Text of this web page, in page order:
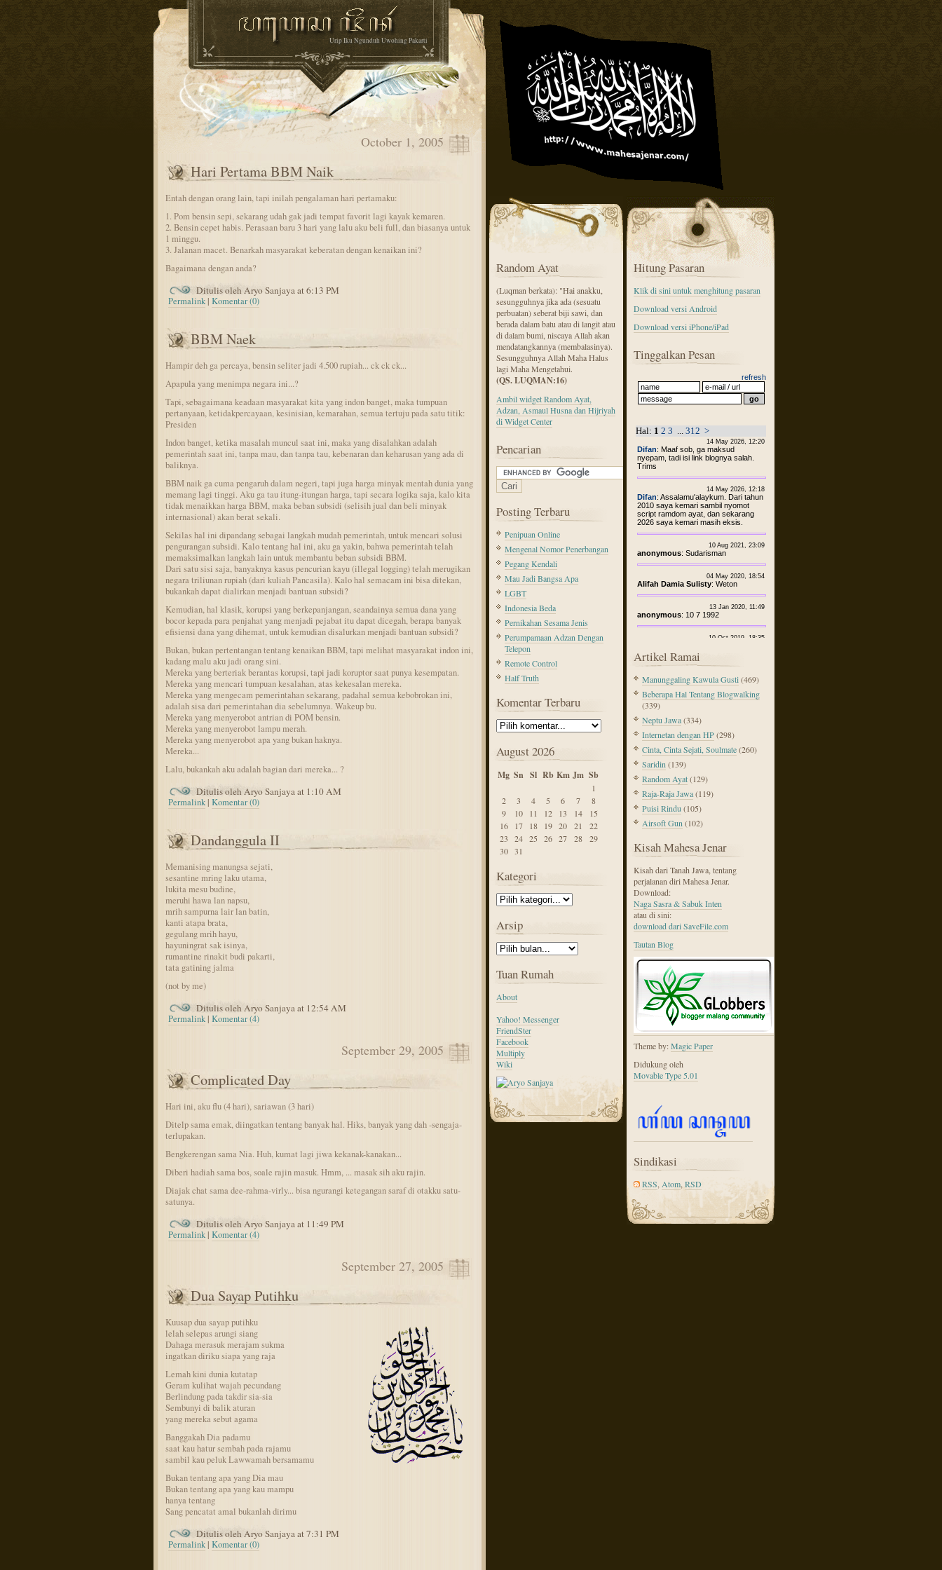
Urip Iku Ngunduh Uwohing Pakarti
October 1, 2005
Hari Pertama BBM Naik
Entah dengan orang lain, tapi inilah pengalaman hari pertamaku:
1. Pom bensin sepi, sekarang udah gak jadi tempat favorit lagi kayak kemaren.
2. Bensin cepet habis. Perasaan baru 3 hari yang lalu aku beli full, dan biasanya untuk
1 minggu.
3. Jalanan macet. Benarkah masyarakat keberatan dengan kenaikan ini?
Bagaimana dengan anda?
Ditulis oleh Aryo Sanjaya at 6:13 PM
Permalink |Komentar (0)
BBM Naek
Hampir deh ga percaya, bensin seliter jadi 4.500 rupiah... ck ck ck...
Apapula yang menimpa negara ini...?
Tapi, sebagaimana keadaan masyarakat kita yang indon banget, maka tumpuan
pertanyaan, ketidakpercayaan, kesinisian, kemarahan, semua tertuju pada satu titik:
Presiden
Indon banget, ketika masalah muncul saat ini, maka yang disalahkan adalah
pemerintah saat ini, tanpa mau, dan tanpa tau, kebenaran dan keharusan yang ada di
baliknya.
BBM naik ga cuma pengaruh dalam negeri, tapi juga harga minyak mentah dunia yang
memang lagi tinggi. Aku ga tau itung-itungan harga, tapi secara logika saja, kalo kita
tidak menaikkan harga BBM, maka beban subsidi (selisih jual dan beli minyak
internasional) akan berat sekali.
Sekilas hal ini dipandang sebagai langkah mudah pemerintah, untuk mencari solusi
pengurangan subsidi. Kalo tentang hal ini, aku ga yakin, bahwa pemerintah telah
memaksimalkan langkah lain untuk membantu beban subsidi BBM.
Dari satu sisi saja, banyaknya kasus pencurian kayu (illegal logging) telah merugikan
negara triliunan rupiah (dari kuliah Pancasila). Kalo hal semacam ini bisa ditekan,
bukankah dapat dialirkan menjadi bantuan subsidi?
Kemudian, hal klasik, korupsi yang berkepanjangan, seandainya semua dana yang
bocor kepada para penjahat yang menjadi pejabat itu dapat dicegah, berapa banyak
efisiensi dana yang dihemat, untuk kemudian disalurkan menjadi bantuan subsidi?
Bukan, bukan pertentangan tentang kenaikan BBM, tapi melihat masyarakat indon ini,
kadang malu aku jadi orang sini.
Mereka yang berteriak berantas korupsi, tapi jadi koruptor saat punya kesempatan.
Mereka yang mencari tumpuan kesalahan, atas kekesalan mereka.
Mereka yang mengecam pemerintahan sekarang, padahal semua kebobrokan ini,
adalah sisa dari pemerintahan dia sebelumnya. Wakeup bu.
Mereka yang menyerobot antrian di POM bensin.
Mereka yang menyerobot lampu merah.
Mereka yang menyerobot apa yang bukan haknya.
Mereka...
Lalu, bukankah aku adalah bagian dari mereka... ?
Ditulis oleh Aryo Sanjaya at 1:10 AM
Permalink |Komentar (0)
Dandanggula II
Memanising manungsa sejati,
sesantine mring laku utama,
lukita mesu budine,
meruhi hawa lan napsu,
mrih sampurna lair lan batin,
kanti atapa brata,
gegulang mrih hayu,
hayuningrat sak isinya,
rumantine rinakit budi pakarti,
tata gatining jalma
(not by me)
Ditulis oleh Aryo Sanjaya at 12:54 AM
Permalink |Komentar (4)
September 29, 2005
Complicated Day
Hari ini, aku flu (4 hari), sariawan (3 hari)
Ditelp sama emak, diingatkan tentang banyak hal. Hiks, banyak yang dah -sengaja-
terlupakan.
Bengkerengan sama Nia. Huh, kumat lagi jiwa kekanak-kanakan...
Diberi hadiah sama bos, soale rajin masuk. Hmm, ... masak sih aku rajin.
Diajak chat sama dee-rahma-virly... bisa ngurangi ketegangan saraf di otakku satu-
satunya.
Ditulis oleh Aryo Sanjaya at 11:49 PM
Permalink |Komentar (4)
September 27, 2005
Dua Sayap Putihku
Kuusap dua sayap putihku
lelah selepas arungi siang
Dahaga merasuk merajam sukma
ingatkan diriku siapa yang raja
Lemah kini dunia kutatap
Geram kulihat wajah pecundang
Berlindung pada takdir sia-sia
Sembunyi di balik aturan
yang mereka sebut agama
Banggakah Dia padamu
saat kau hatur sembah pada rajamu
sambil kau peluk Lawwamah bersamamu
Bukan tentang apa yang Dia mau
Bukan tentang apa yang kau mampu
hanya tentang
Sang pencatat amal bukanlah dirimu
Ditulis oleh Aryo Sanjaya at 7:31 PM
Permalink |Komentar (0)
Random Ayat
(Luqman berkata): "Hai anakku,
sesungguhnya jika ada (sesuatu
perbuatan) seberat biji sawi, dan
berada dalam batu atau di langit atau
di dalam bumi, niscaya Allah akan
mendatangkannya (membalasinya).
Sesungguhnya Allah Maha Halus
lagi Maha Mengetahui.
(QS. LUQMAN:16)
Ambil widget Random Ayat,
Adzan, Asmaul Husna dan Hijriyah
di Widget Center
Pencarian
Posting Terbaru
Penipuan Online
Mengenal Nomor Penerbangan
Pegang Kendali
Mau Jadi Bangsa Apa
LGBT
Indonesia Beda
Pernikahan Sesama Jenis
Perumpamaan Adzan Dengan
Telepon
Remote Control
Half Truth
Komentar Terbaru
August 2026
Mg Sn Sl Rb Km Jm Sb
1
2
3 4 5 6 7
8
9
10 11 12 13 14
15
16
17 18 19 20 21
22
23
24 25 26 27 28
29
30 31
Kategori
Arsip
Tuan Rumah
About
Yahoo! Messenger
FriendSter
Facebook
Multiply
Wiki
Hitung Pasaran
Klik di sini untuk menghitung pasaran
Download versi Android
Download versi iPhone/iPad
Tinggalkan Pesan
Artikel Ramai
Manunggaling Kawula Gusti(469)
Beberapa Hal Tentang Blogwalking
(339)
Neptu Jawa(334)
Internetan dengan HP(298)
Cinta, Cinta Sejati, Soulmate(260)
Saridin (139)
Random Ayat(129)
Raja-Raja Jawa(119)
Puisi Rindu (105)
Airsoft Gun (102)
Kisah Mahesa Jenar
Kisah dari Tanah Jawa, tentang
perjalanan diri Mahesa Jenar.
Download:
Naga Sasra & Sabuk Inten
atau di sini:
download dari SaveFile.com
Tautan Blog
Theme by:Magic Paper
Didukung oleh
Movable Type 5.01
Sindikasi
RSS Atom, RSD